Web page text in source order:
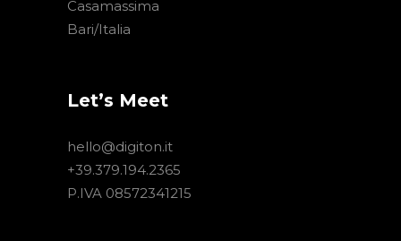
Casamassima
Bari/Italia
Let’s Meet
hello@digiton.it
+39.379.194.2365
P.IVA 08572341215